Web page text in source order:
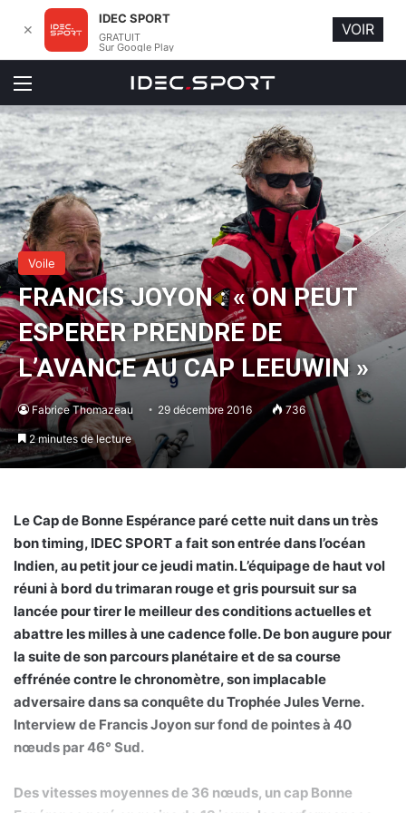
Menu
Voile
FRANCIS JOYON : « ON PEUT
ESPERER PRENDRE DE
L’AVANCE AU CAP LEEUWIN »
Fabrice Thomazeau 29 décembre 2016 736
2 minutes de lecture
Le Cap de Bonne Espérance paré cette nuit dans un très
bon timing, IDEC SPORT a fait son entrée dans l’océan
Indien, au petit jour ce jeudi matin. L’équipage de haut vol
réuni à bord du trimaran rouge et gris poursuit sur sa
lancée pour tirer le meilleur des conditions actuelles et
abattre les milles à une cadence folle. De bon augure pour
la suite de son parcours planétaire et de sa course
effrénée contre le chronomètre, son implacable
adversaire dans sa conquête du Trophée Jules Verne.
Interview de Francis Joyon sur fond de pointes à 40
nœuds par 46° Sud.
Des vitesses moyennes de 36 nœuds, un cap Bonne
✕
IDEC SPORT
GRATUIT
Sur Google Play
VOIR